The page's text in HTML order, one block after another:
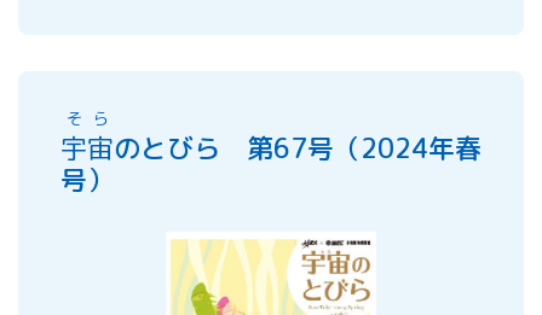
宇宙
そら
のとびら 第67号（2024年春
号）